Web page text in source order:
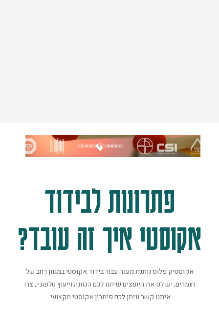
פתרונות לבידוד
אקוסטי איך זה עובד?
אקוסטיק פלוס נותנת מענה עבור בידוד אקוסטי במגוון רחב של
חומרים, יש לנו את היועצים שיתנו לכם הכוונה וייעוץ טלפוני , צרו
איתנו קשר וניתן לכם פיתרון אקוסטי מקצועי.